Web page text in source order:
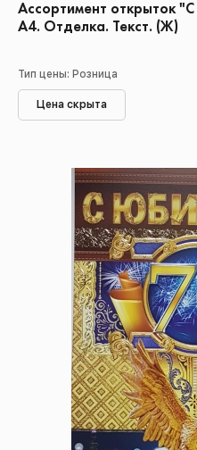
Ассортимент открыток
А4. Отделка. Текст. (Ж)
Тип цены: Розница
Цена скрыта